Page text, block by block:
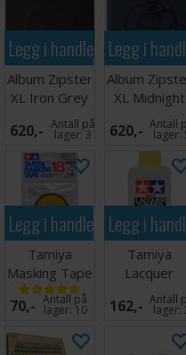
Legg i handlekurven
Album Zipster
XL Iron Grey
24-pocket
620,- Antall på
lager:3
Legg i
Album
XL Midnight
Blue 24-
pocket
620,- Antall
lager:
Legg i handlekurven
Tamiya
Masking Tape
- 18mm
70,- Antall på
lager: 10
Legg i
Tamiya
Lacquer
Thinner -
250ml
162,- Antall
lager: